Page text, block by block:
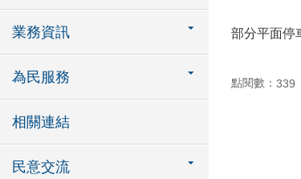
業務資訊
為民服務
相關連結
民意交流
部分平面停
點閱數： 339